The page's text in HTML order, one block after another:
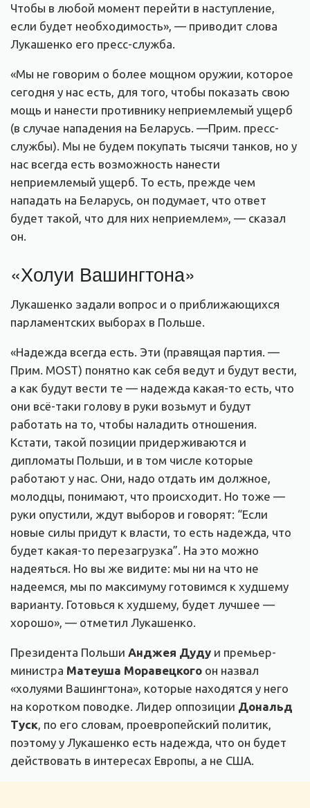
Чтобы в любой момент перейти в наступление,
если будет необходимость», — приводит слова
Лукашенко его пресс-служба.
«Мы не говорим о более мощном оружии, которое
сегодня у нас есть, для того, чтобы показать свою
мощь и нанести противнику неприемлемый ущерб
(в случае нападения на Беларусь. —Прим. пресс-
службы). Мы не будем покупать тысячи танков, но у
нас всегда есть возможность нанести
неприемлемый ущерб. То есть, прежде чем
нападать на Беларусь, он подумает, что ответ
будет такой, что для них неприемлем», — сказал
он.
«Холуи Вашингтона»
Лукашенко задали вопрос и о приближающихся
парламентских выборах в Польше.
«Надежда всегда есть. Эти (правящая партия. —
Прим. MOST) понятно как себя ведут и будут вести,
а как будут вести те — надежда какая-то есть, что
они всё-таки голову в руки возьмут и будут
работать на то, чтобы наладить отношения.
Кстати, такой позиции придерживаются и
дипломаты Польши, и в том числе которые
работают у нас. Они, надо отдать им должное,
молодцы, понимают, что происходит. Но тоже —
руки опустили, ждут выборов и говорят: “Если
новые силы придут к власти, то есть надежда, что
будет какая-то перезагрузка”. На это можно
надеяться. Но вы же видите: мы ни на что не
надеемся, мы по максимуму готовимся к худшему
варианту. Готовься к худшему, будет лучшее —
хорошо», — отметил Лукашенко.
Президента Польши Анджея Дуду и премьер-
министра Матеуша Моравецкого он назвал
«холуями Вашингтона», которые находятся у него
на коротком поводке. Лидер оппозиции Дональд
Туск, по его словам, проевропейский политик,
поэтому у Лукашенко есть надежда, что он будет
действовать в интересах Европы, а не США.